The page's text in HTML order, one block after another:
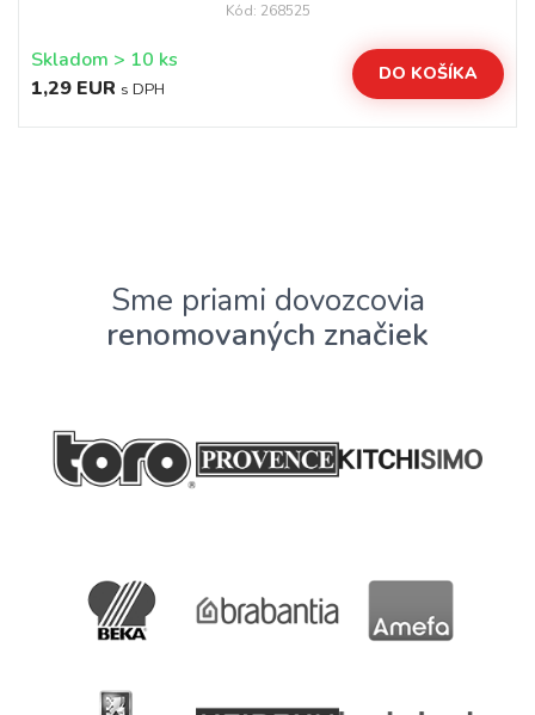
Kód: 268525
Skladom > 10 ks
1,29 EUR s DPH
DO KOŠÍKA
Sme priami dovozcovia
renomovaných značiek